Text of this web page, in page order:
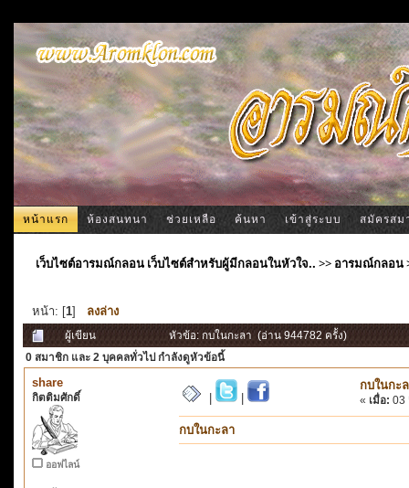
หน้าแรก ห้องสนทนา ช่วยเหลือ ค้นหา เข้าสู่ระบบ สมัครสม
เว็บไซต์อารมณ์กลอน เว็บไซต์สำหรับผู้มีกลอนในหัวใจ.. >> อารมณ์กลอน
หน้า: [1] ลงล่าง
ผู้เขียน
หัวข้อ: กบในกะลา (อ่าน 944782 ครั้ง)
0 สมาชิก และ 2 บุคคลทั่วไป กำลังดูหัวข้อนี้
share
กิตติมศักดิ์
ออฟไลน์
กบในกะ
« เมื่อ: 03
กบในกะลา